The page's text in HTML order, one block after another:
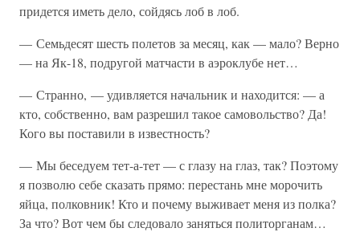
придется иметь дело, сойдясь лоб в лоб.
— Семьдесят шесть полетов за месяц, как — мало? Верно
— на Як-18, подругой матчасти в аэроклубе нет…
— Странно, — удивляется начальник и находится: — а
кто, собственно, вам разрешил такое самовольство? Да!
Кого вы поставили в известность?
— Мы беседуем тет-а-тет — с глазу на глаз, так? Поэтому
я позволю себе сказать прямо: перестань мне морочить
яйца, полковник! Кто и почему выживает меня из полка?
За что? Вот чем бы следовало заняться политорганам…